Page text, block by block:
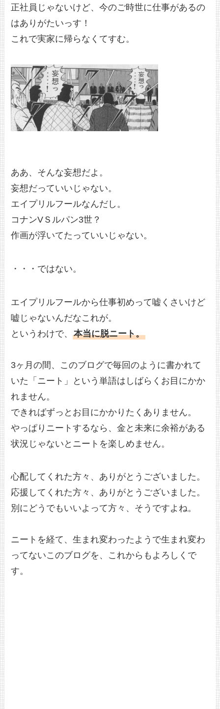
正社員じゃないけど、今のご時世に仕事があるの
はありがたいっす！
これで実家に帰らなくてすむ。
ああ、そんな妄想だよ。
妄想だっていいじゃない。
エイプリルフールなんだし。
コナンVＳルパン3世？
作画が浮いてたっていいじゃない。
・・・ではない。
エイプリルフールから仕事初めって嘘くさいけど
嘘じゃないんだなこれが。
というわけで、本当に脱ニート。
3ヶ月の間、このブログで毎回のように書かれて
いた「ニート」という単語はしばらくお目にかか
れません。
できればずっとお目にかかりたくありません。
やっぱりニートするなら、金と未来に余裕がある
状況じゃないとニートを楽しめません。
心配してくれた方々、ありがとうございました。
応援してくれた方々、ありがとうございました。
別にどうでもいいよって方々、そうですよね。
ニートを経て、生まれ変わったようで生まれ変わ
ってないこのブログを、これからもよろしくで
す。